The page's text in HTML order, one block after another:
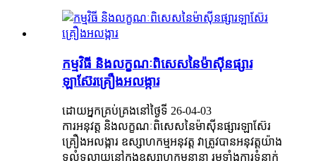
កម្មវិធី និងលក្ខណៈពិសេសនៃម៉ាស៊ីនផ្សារ
ឡាស៊ែរគ្រឿងអលង្ការ
ដោយអ្នកគ្រប់គ្រងនៅថ្ងៃទី 26-04-03
ការអនុវត្ត និងលក្ខណៈពិសេសនៃម៉ាស៊ីនផ្សារឡាស៊ែរ
គ្រឿងអលង្ការ ឧស្សាហកម្មអនុវត្ត វាត្រូវបានអនុវត្តយ៉ាង
ទូលំទូលាយនៅក្នុងឧស្សាហកម្មនានា រួមទាំងការទំនាក់